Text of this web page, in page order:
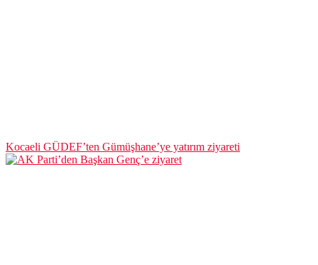
Kocaeli GÜDEF’ten Gümüşhane’ye yatırım ziyareti